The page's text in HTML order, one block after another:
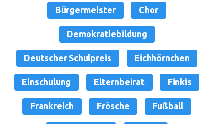
Bürgermeister Chor
Demokratiebildung
Deutscher Schulpreis Eichhörnchen
Einschulung Elternbeirat Finkis
Frankreich Frösche Fußball